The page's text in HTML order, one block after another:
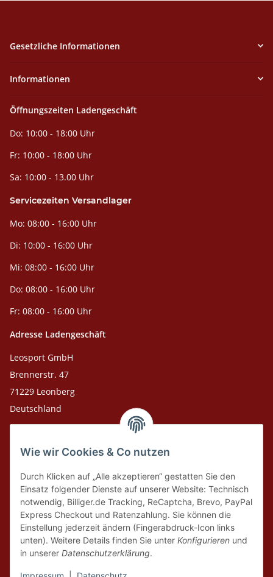
Wie wir Cookies & Co nutzen
Durch Klicken auf „Alle akzeptieren“ gestatten Sie den
Einsatz folgender Dienste auf unserer Website: Technisch
notwendig, Billiger.de Tracking, ReCaptcha, Brevo, PayPal
Express Checkout und Ratenzahlung. Sie können die
Einstellung jederzeit ändern (Fingerabdruck-Icon links
unten). Weitere Details finden Sie unter Konfigurieren und
in unserer Datenschutzerklärung.
Gesetzliche Informationen
Informationen
Öffnungszeiten Ladengeschäft
Do: 10:00 - 18:00 Uhr
Fr: 10:00 - 18:00 Uhr
Sa: 10:00 - 13.00 Uhr
Servicezeiten Versandlager
Mo: 08:00 - 16:00 Uhr
Di: 10:00 - 16:00 Uhr
Mi: 08:00 - 16:00 Uhr
Do: 08:00 - 16:00 Uhr
Fr: 08:00 - 16:00 Uhr
Adresse Ladengeschäft
Leosport GmbH
Brennerstr. 47
71229 Leonberg
Deutschland
Leosport GmbH
75378 Bad Liebenzell
Tel. Laden 07152-909493
Tel. Versandlager 07052-9344380